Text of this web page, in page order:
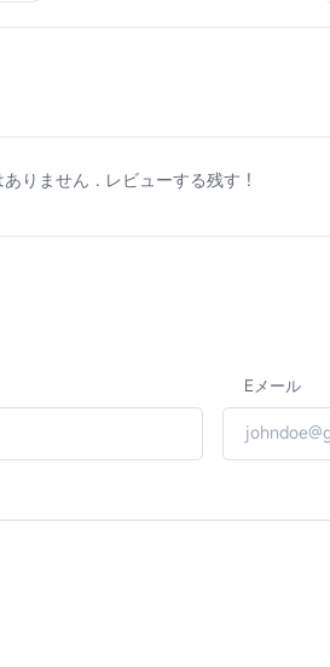
りません . レビューする残す !
Eメール